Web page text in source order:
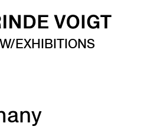
EXHIBITIONS